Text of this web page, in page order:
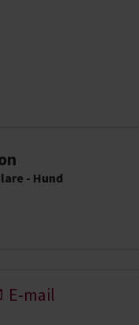
- Hund
E-mail